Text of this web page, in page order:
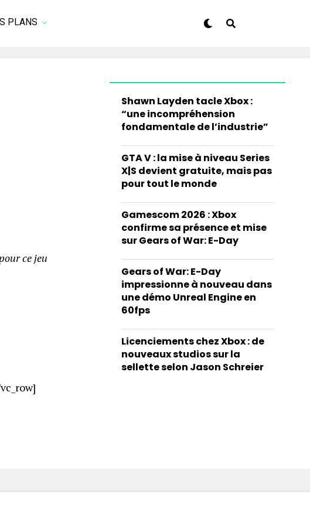
PLANS
ce jeu
Shawn Layden tacle Xbox :
“une incompréhension
fondamentale de l’industrie”
GTA V : la mise à niveau Series
X|S devient gratuite, mais pas
pour tout le monde
Gamescom 2026 : Xbox
confirme sa présence et mise
sur Gears of War: E-Day
Gears of War: E-Day
impressionne à nouveau dans
une démo Unreal Engine en
60fps
Licenciements chez Xbox : de
nouveaux studios sur la
sellette selon Jason Schreier